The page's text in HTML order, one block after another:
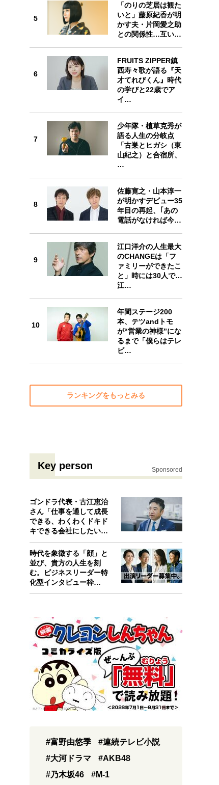
5
「のりの芝居は観た
いと」藤原紀香が明
かす夫・片岡愛之助
との関係性…互い…
6
FRUITS ZIPPER鎮
西寿々歌が語る『天
才てれびくん』時代
の学びと22歳でア
イ…
7
少年隊・植草克秀が
語る人生の分岐点
「古巣とヒガシ（東
山紀之）と合宿所、
…
8
佐藤寛之・山本淳一
が明かすデビュー35
年目の再起、｢あの
電話がなければ今…
9
江口洋介の人生最大
のCHANGEは「フ
ァミリーができたこ
と」時には30人で…
江…
10
年間ステージ200
本、テツandトモ
が“営業の神様”にな
るまで「僕らはテレ
ビ…
ランキングをもっとみる
Key person Sponsored
ゴンドラ代表・古江恵治
さん「仕事を通して成長
できる、わくわくドキド
キできる会社にしたいと
考えたんで…
時代を象徴する「顔」と
並び、貴方の人生を刻
む。ビジネスリーダー特
化型インタビュー枠
『Key person』始…
#富野由悠季
#連続テレビ小説
#大河ドラマ
#AKB48
#乃木坂46
#M-1